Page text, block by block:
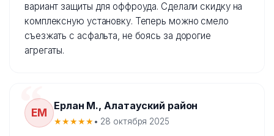
вариант защиты для оффроуда. Сделали скидку на
комплексную установку. Теперь можно смело
съезжать с асфальта, не боясь за дорогие
агрегаты.
ЕМ
Ерлан М., Алатауский район
★★★★★• 28 октября 2025